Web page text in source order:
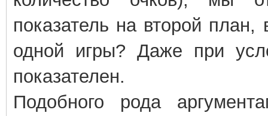
показатель на второй
одной игры? Даже при
показателен.
Подобного рода